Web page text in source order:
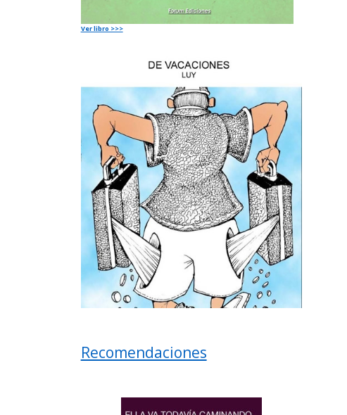
Ver libro >>>
Recomendaciones